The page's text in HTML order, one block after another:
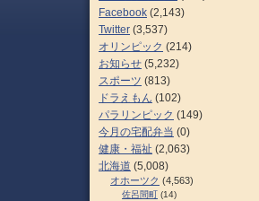
Facebook (2,143)
Twitter (3,537)
オリンピック (214)
お知らせ (5,232)
スポーツ (813)
ドラえもん (102)
パラリンピック (149)
今月の宅配弁当 (0)
健康・福祉 (2,063)
北海道 (5,008)
オホーツク (4,563)
佐呂間町 (14)